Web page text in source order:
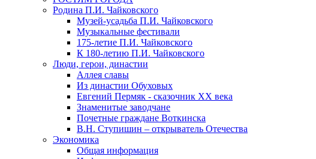
Родина П.И. Чайковского
Музей-усадьба П.И. Чайковского
Музыкальные фестивали
175-летие П.И. Чайковского
К 180-летию П.И. Чайковского
Люди, герои, династии
Аллея славы
Из династии Обуховых
Евгений Пермяк - сказочник XX века
Знаменитые заводчане
Почетные граждане Воткинска
В.Н. Ступишин – открыватель Отечества
Экономика
Общая информация